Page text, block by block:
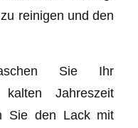
reinigen und den
Sie Ihr
Jahreszeit
Sie den Lack mit